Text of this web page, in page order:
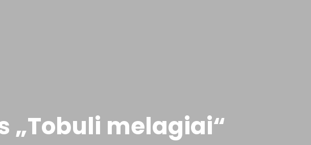
„Tobuli melagiai“